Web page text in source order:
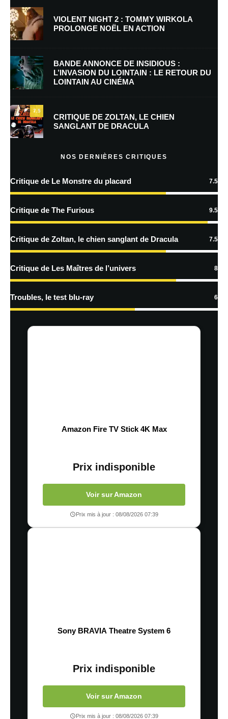
E-mail *
Enregistrer mon nom, mon e-mail et mon site dans le navigateur pour
mon prochain commentaire.
Prévenez-moi de tous les nouveaux commentaires par e-mail.
Prévenez-moi de tous les nouveaux articles par e-mail.
En savoir
traitées
VIOLENT NIGHT 2 : TOMMY WIRKOLA
PROLONGE NOËL EN ACTION
BANDE ANNONCE DE INSIDIOUS :
L’INVASION DU LOINTAIN : LE RETOUR DU
LOINTAIN AU CINÉMA
7.5
CRITIQUE DE ZOLTAN, LE CHIEN
SANGLANT DE DRACULA
NOS DERNIÈRES CRITIQUES
Critique de Le Monstre du placard 7.5
Critique de The Furious 9.5
Critique de Zoltan, le chien sanglant de Dracula 7.5
Critique de Les Maîtres de l’univers 8
Troubles, le test blu-ray 6
Amazon Fire TV Stick 4K Max
Prix indisponible
Voir sur Amazon
Prix mis à jour : 08/08/2026 07:39
Sony BRAVIA Theatre System 6
Prix indisponible
Voir sur Amazon
Prix mis à jour : 08/08/2026 07:39